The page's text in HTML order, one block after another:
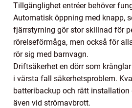
Tillgänglighet entréer behöver
Automatisk öppning med knapp,
fjärrstyrning gör stor skillnad för
rörelseförmåga, men också för
rör sig med barnvagn.
Driftsäkerhet en dörr som
i värsta fall säkerhetsproblem.
batteribackup och rätt installation
även vid strömavbrott.